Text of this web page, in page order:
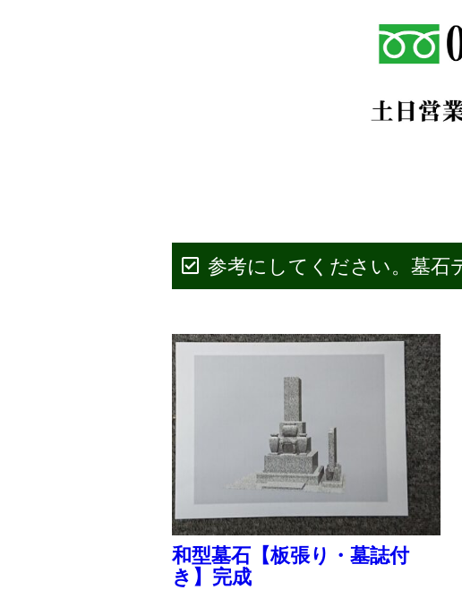
参考にしてください。墓石
和型墓石【板張り・墓誌付
き】完成